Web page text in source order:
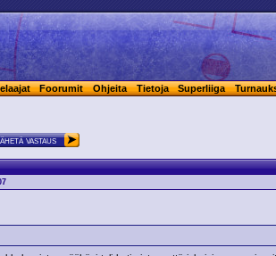
Foorumit Ohjeita Tietoja Superliiga
vastaus